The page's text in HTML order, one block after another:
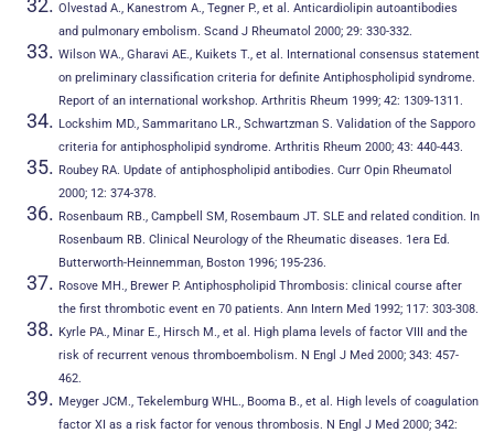
Olvestad A., Kanestrom A., Tegner P., et al. Anticardiolipin autoantibodies
and pulmonary embolism. Scand J Rheumatol 2000; 29: 330-332.
Wilson WA., Gharavi AE., Kuikets T., et al. International consensus statement
on preliminary classification criteria for definite Antiphospholipid syndrome.
Report of an international workshop. Arthritis Rheum 1999; 42: 1309-1311.
Lockshim MD., Sammaritano LR., Schwartzman S. Validation of the Sapporo
criteria for antiphospholipid syndrome. Arthritis Rheum 2000; 43: 440-443.
Roubey RA. Update of antiphospholipid antibodies. Curr Opin Rheumatol
2000; 12: 374-378.
Rosenbaum RB., Campbell SM, Rosembaum JT. SLE and related condition. In
Rosenbaum RB. Clinical Neurology of the Rheumatic diseases. 1era Ed.
Butterworth-Heinnemman, Boston 1996; 195-236.
Rosove MH., Brewer P. Antiphospholipid Thrombosis: clinical course after
the first thrombotic event en 70 patients. Ann Intern Med 1992; 117: 303-308.
Kyrle PA., Minar E., Hirsch M., et al. High plama levels of factor VIII and the
risk of recurrent venous thromboembolism. N Engl J Med 2000; 343: 457-
462.
Meyger JCM., Tekelemburg WHL., Booma B., et al. High levels of coagulation
factor XI as a risk factor for venous thrombosis. N Engl J Med 2000; 342: